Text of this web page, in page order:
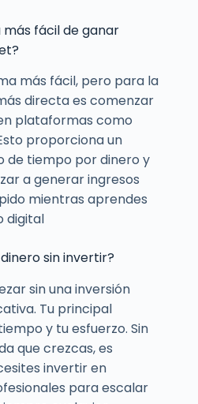
fácil de ganar
más fácil, pero para la
directa es comenzar
plataformas como
proporciona un
de tiempo por dinero y
a generar ingresos
mientras aprendes
digital
sin invertir?
sin una inversión
Tu principal
y tu esfuerzo. Sin
que crezcas, es
invertir en
para escalar